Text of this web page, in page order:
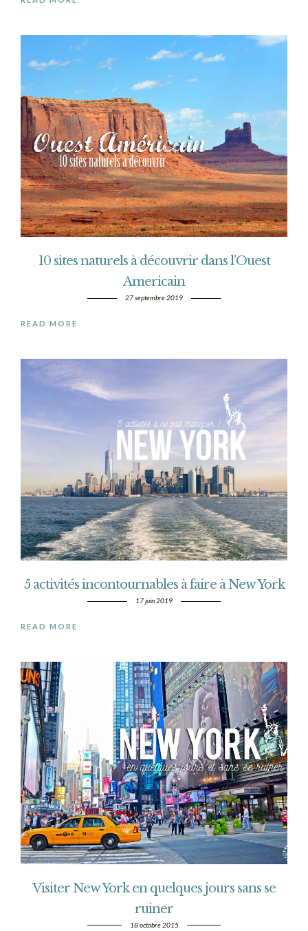
10 sites naturels à découvrir dans l’Ouest
Americain
27 septembre 2019
READ MORE
5 activités incontournables à faire à New York
17 juin 2019
READ MORE
Visiter New York en quelques jours sans se
ruiner
18 octobre 2015